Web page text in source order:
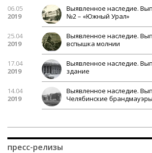
06.05
2019
Выявленное наследие.
№2 – «Южный Урал»
25.04
2019
Выявленное наследие.
вспышка молнии
17.04
2019
Выявленное наследие.
здание
14.04
2019
Выявленное наследие.
Челябинские брандмауэры
пресс-релизы